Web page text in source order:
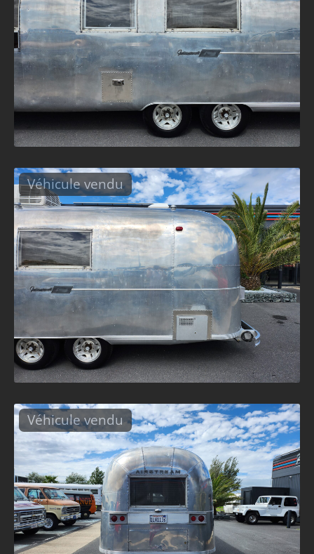
Véhicule vendu
Véhicule vendu